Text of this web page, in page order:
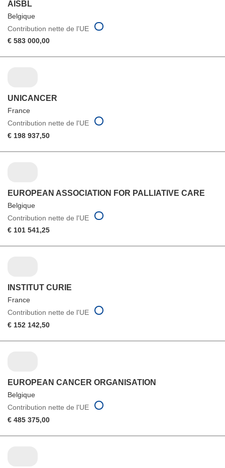
AISBL
Belgique
Contribution nette de l'UE
€ 583 000,00
UNICANCER
France
Contribution nette de l'UE
€ 198 937,50
EUROPEAN ASSOCIATION FOR PALLIATIVE CARE
Belgique
Contribution nette de l'UE
€ 101 541,25
INSTITUT CURIE
France
Contribution nette de l'UE
€ 152 142,50
EUROPEAN CANCER ORGANISATION
Belgique
Contribution nette de l'UE
€ 485 375,00